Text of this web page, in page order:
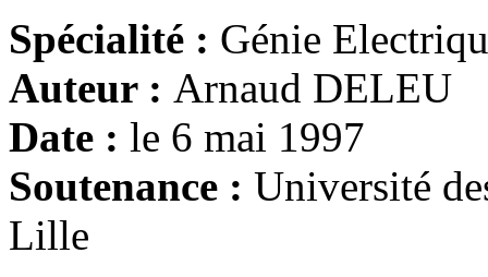
Spécialité : Génie
Auteur : Arnaud DELEU
Date : le 6 mai 1997
Soutenance : Université
Lille